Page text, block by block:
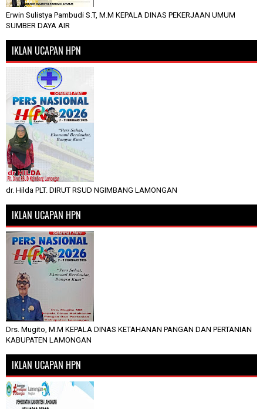
Erwin Sulistya Pambudi S.T, M.M KEPALA DINAS PEKERJAAN UMUM
SUMBER DAYA AIR
IKLAN UCAPAN HPN
dr. Hilda PLT. DIRUT RSUD NGIMBANG LAMONGAN
IKLAN UCAPAN HPN
Drs. Mugito, M.M KEPALA DINAS KETAHANAN PANGAN DAN PERTANIAN
KABUPATEN LAMONGAN
IKLAN UCAPAN HPN